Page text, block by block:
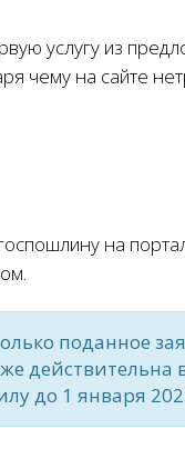
услугу из
чему на сайте
на
поданное
до 1 января